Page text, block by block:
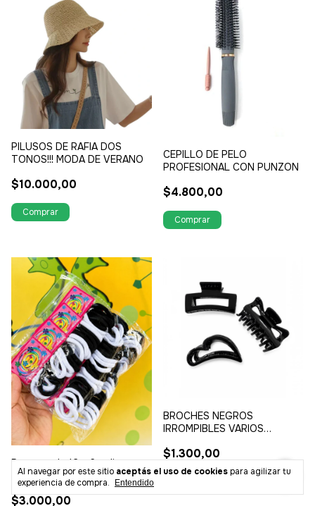
Al navegar por este sitio aceptás el uso de cookiespara agilizar tu
experiencia de compra.
Entendido
PILUSOS DE RAFIA DOS
TONOS!!! MODA DE VERANO
$10.000,00
CEPILLO DE PELO
PROFESIONAL CON PUNZON
$4.800,00
Paquete de 12 x 6 colitas
lycra SÚPER CALIDAD en total
son 72 colitas en banco y
negro o Negro solo
$3.000,00
BROCHES NEGROS
IRROMPIBLES VARIOS
$1.300,00